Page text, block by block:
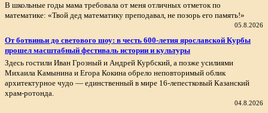
В школьные годы мама требовала от меня отличных отметок по
математике: «Твой дед математику преподавал, не позорь его память!»
05.8.2026
От ботвиньи до светового шоу: в честь 600‑летия ярославской Курбы
прошел масштабный фестиваль истории и культуры
Здесь гостили Иван Грозный и Андрей Курбский, а позже усилиями
Михаила Камынина и Егора Кокина обрело неповторимый облик
архитектурное чудо — единственный в мире 16‑лепестковый Казанский
храм‑ротонда.
04.8.2026